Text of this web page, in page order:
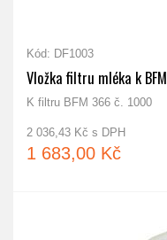
Kód: DF1003
Vložka filtru mléka k BFM
K filtru BFM 366 č. 1000
2 036,43 Kč s DPH
1 683,00 Kč